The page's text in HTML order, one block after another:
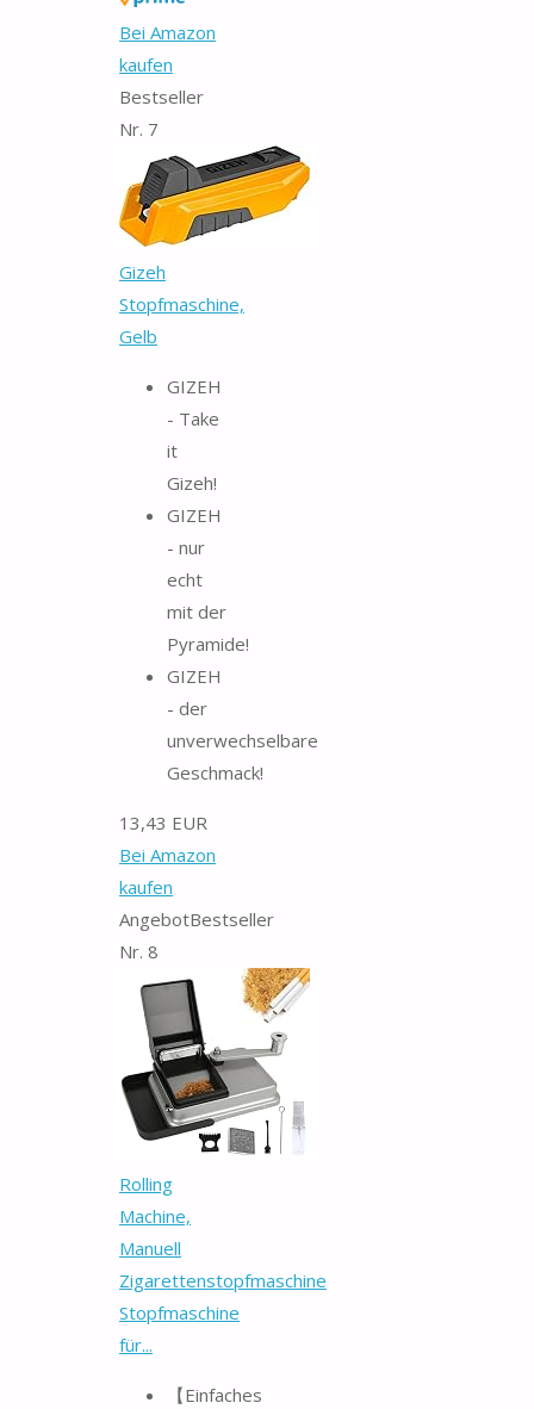
Bei Amazon
kaufen
Bestseller
Nr. 7
Gizeh
Stopfmaschine,
Gelb
GIZEH
- Take
it
Gizeh!
GIZEH
- nur
echt
mit der
Pyramide!
GIZEH
- der
unverwechselbare
Geschmack!
13,43 EUR
Bei Amazon
kaufen
AngebotBestseller
Nr. 8
Rolling
Machine,
Manuell
Zigarettenstopfmaschine
Stopfmaschine
für...
【Einfaches